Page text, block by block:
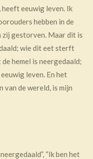
eeuwig leven. Ik
hebben in de
zij gestorven. Maar dit is
wie dit eet sterft
hemel is neergedaald;
leven. En het
van de wereld, is mijn
“Ik ben het